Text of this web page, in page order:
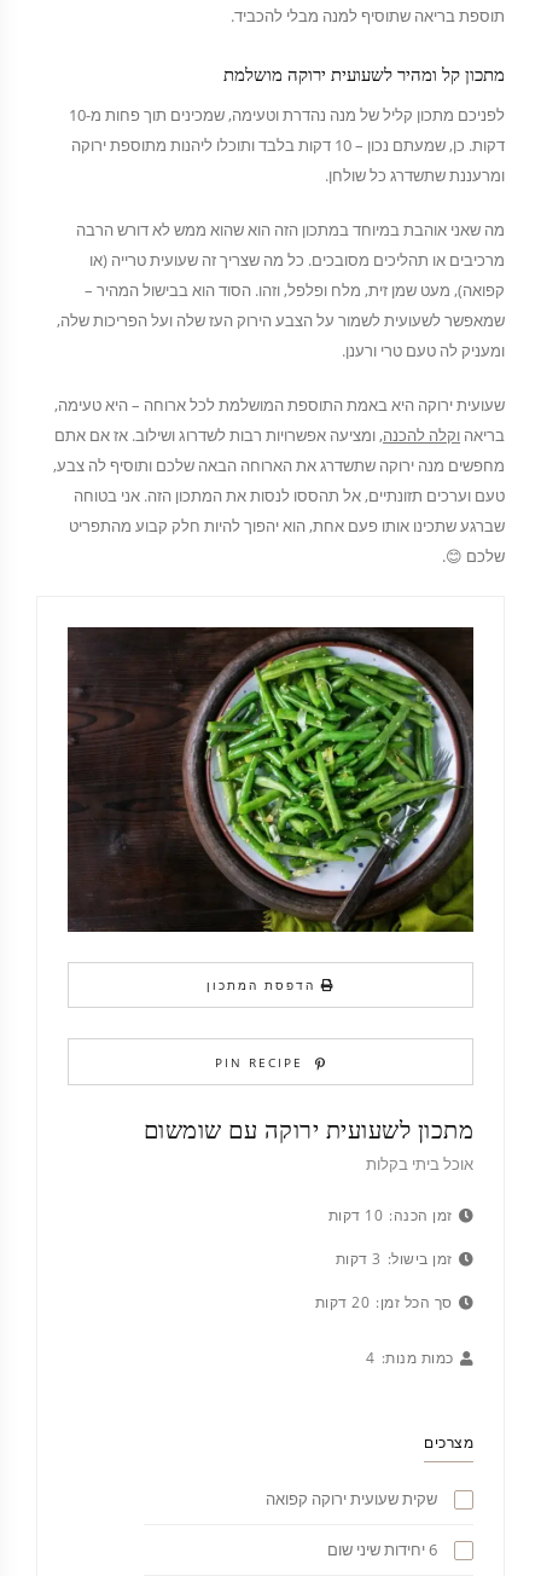
תוספת בריאה שתוסיף למנה מבלי להכביד.
מתכון קל ומהיר לשעועית ירוקה מושלמת
לפניכם מתכון קליל של מנה נהדרת וטעימה, שמכינים תוך פחות מ-10
דקות. כן, שמעתם נכון – 10 דקות בלבד ותוכלו ליהנות מתוספת ירוקה
ומרעננת שתשדרג כל שולחן.
מה שאני אוהבת במיוחד במתכון הזה הוא שהוא ממש לא דורש הרבה
מרכיבים או תהליכים מסובכים. כל מה שצריך זה שעועית טרייה (או
קפואה), מעט שמן זית, מלח ופלפל, וזהו. הסוד הוא בבישול המהיר –
שמאפשר לשעועית לשמור על הצבע הירוק העז שלה ועל הפריכות שלה,
ומעניק לה טעם טרי ורענן.
שעועית ירוקה היא באמת התוספת המושלמת לכל ארוחה – היא טעימה,
בריאה וקלה להכנה, ומציעה אפשרויות רבות לשדרוג ושילוב. אז אם אתם
מחפשים מנה ירוקה שתשדרג את הארוחה הבאה שלכם ותוסיף לה צבע,
טעם וערכים תזונתיים, אל תהססו לנסות את המתכון הזה. אני בטוחה
שברגע שתכינו אותו פעם אחת, הוא יהפוך להיות חלק קבוע מהתפריט
שלכם 😊.
הדפסת המתכון
PIN RECIPE
מתכון לשעועית ירוקה עם שומשום
אוכל ביתי בקלות
זמן הכנה: 10 דקות
זמן בישול: 3 דקות
סך הכל זמן: 20 דקות
כמות מנות: 4
מצרכים
שקית שעועית ירוקה קפואה
6 יחידות שיני שום